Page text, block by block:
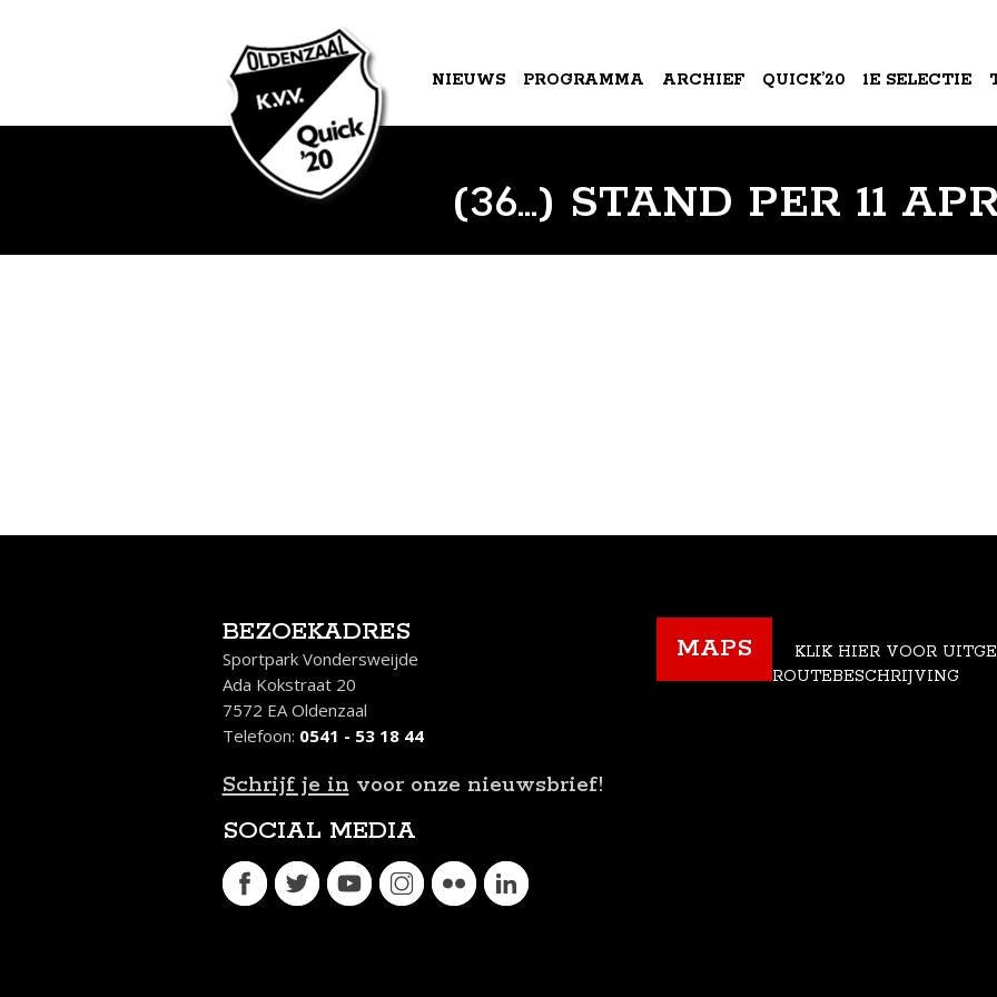
NIEUWS PROGRAMMA ARCHIEF QUICK’20 1E SELECTIE
(36…) STAND PER 11
BEZOEKADRES
Sportpark Vondersweijde
Ada Kokstraat 20
7572 EA Oldenzaal
Telefoon: 0541 - 53 18 44
Schrijf je in voor onze nieuwsbrief!
SOCIAL MEDIA
MAPS
KLIK HIER VOOR
ROUTEBESCHRIJVING